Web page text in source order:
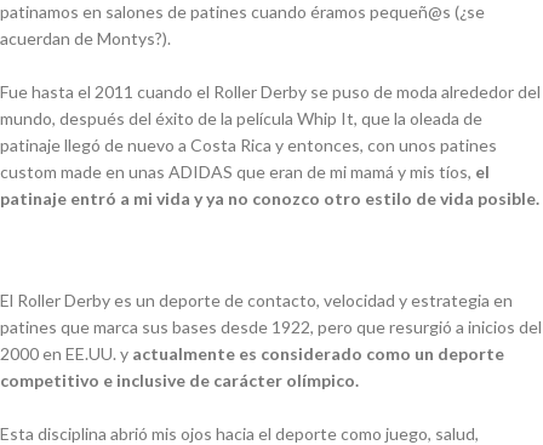
patinamos en salones de patines cuando éramos pequeñ@s (¿se
acuerdan de Montys?).
Fue hasta el 2011 cuando el Roller Derby se puso de moda alrededor del
mundo, después del éxito de la película Whip It, que la oleada de
patinaje llegó de nuevo a Costa Rica y entonces, con unos patines
custom made en unas ADIDAS que eran de mi mamá y mis tíos, el
patinaje entró a mi vida y ya no conozco otro estilo de vida posible.
El Roller Derby es un deporte de contacto, velocidad y estrategia en
patines que marca sus bases desde 1922, pero que resurgió a inicios del
2000 en EE.UU. y actualmente es considerado como un deporte
competitivo e inclusive de carácter olímpico.
Esta disciplina abrió mis ojos hacia el deporte como juego, salud,